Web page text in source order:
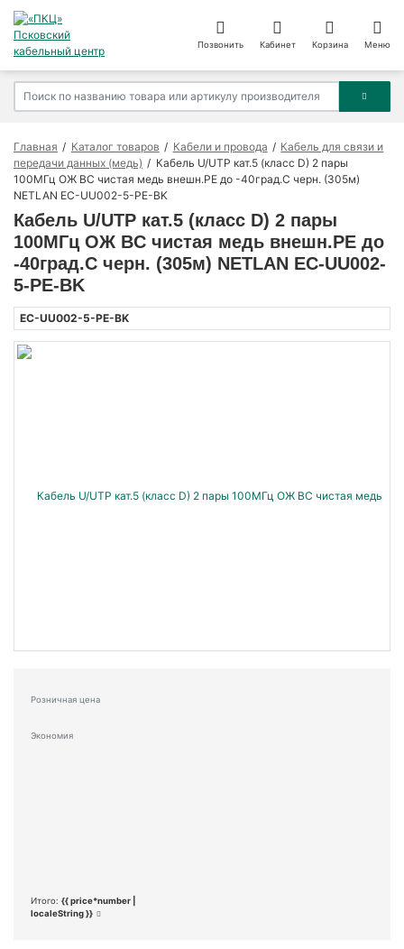
Позвонить Кабинет Корзина Меню
Главная Каталог товаров Кабели и провода
Кабель для связи и
передачи данных (медь)
Кабель U/UTP кат.5 (класс D) 2 пары
100МГц ОЖ BC чистая медь внешн.PE до -40град.C черн. (305м)
NETLAN EC-UU002-5-PE-BK
Кабель U/UTP кат.5 (класс D) 2 пары
100МГц ОЖ BC чистая медь внешн.PE до
-40град.C черн. (305м) NETLAN EC-UU002-
5-PE-BK
EC-UU002-5-PE-BK
Розничная цена
Экономия
Итого: {{ price*number |
localeString }}